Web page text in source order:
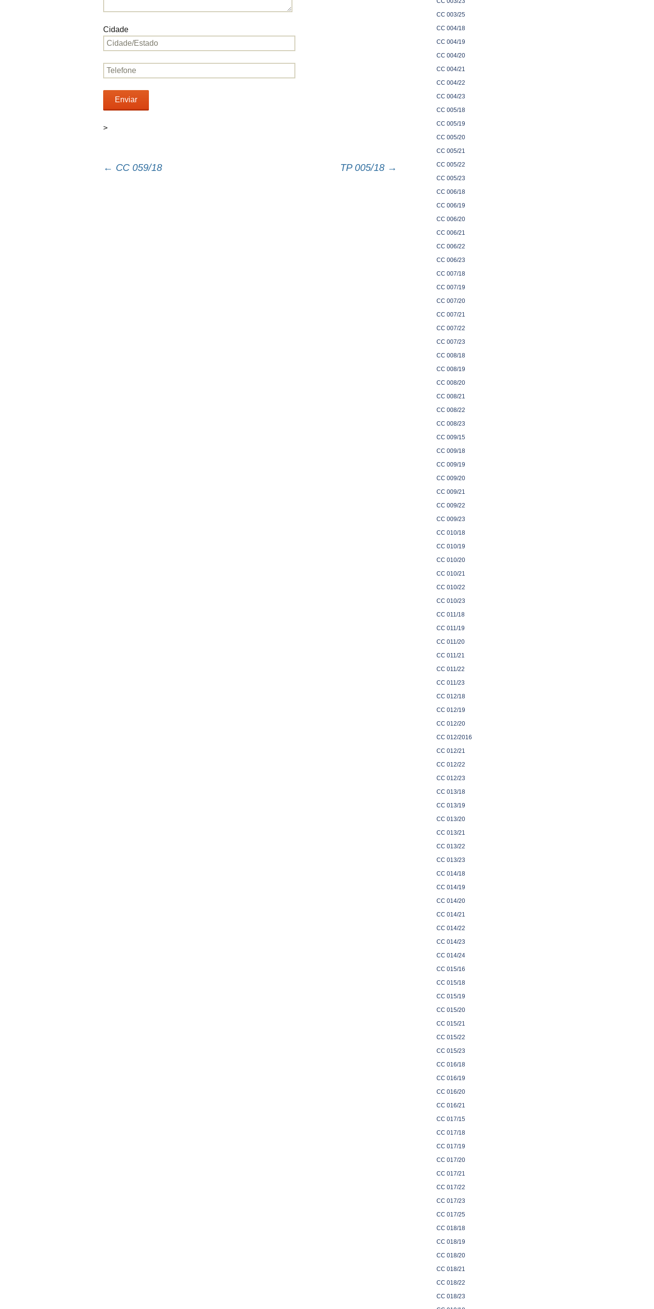
Cidade
>
← CC 059/18 TP 005/18 →
CC 003/25
CC 004/18
CC 004/19
CC 004/20
CC 004/21
CC 004/22
CC 004/23
CC 005/18
CC 005/19
CC 005/20
CC 005/21
CC 005/22
CC 005/23
CC 006/18
CC 006/19
CC 006/20
CC 006/21
CC 006/22
CC 006/23
CC 007/18
CC 007/19
CC 007/20
CC 007/21
CC 007/22
CC 007/23
CC 008/18
CC 008/19
CC 008/20
CC 008/21
CC 008/22
CC 008/23
CC 009/15
CC 009/18
CC 009/19
CC 009/20
CC 009/21
CC 009/22
CC 009/23
CC 010/18
CC 010/19
CC 010/20
CC 010/21
CC 010/22
CC 010/23
CC 011/18
CC 011/19
CC 011/20
CC 011/21
CC 011/22
CC 011/23
CC 012/18
CC 012/19
CC 012/20
CC 012/2016
CC 012/21
CC 012/22
CC 012/23
CC 013/18
CC 013/19
CC 013/20
CC 013/21
CC 013/22
CC 013/23
CC 014/18
CC 014/19
CC 014/20
CC 014/21
CC 014/22
CC 014/23
CC 014/24
CC 015/16
CC 015/18
CC 015/19
CC 015/20
CC 015/21
CC 015/22
CC 015/23
CC 016/18
CC 016/19
CC 016/20
CC 016/21
CC 017/15
CC 017/18
CC 017/19
CC 017/20
CC 017/21
CC 017/22
CC 017/23
CC 017/25
CC 018/18
CC 018/19
CC 018/20
CC 018/21
CC 018/22
CC 018/23